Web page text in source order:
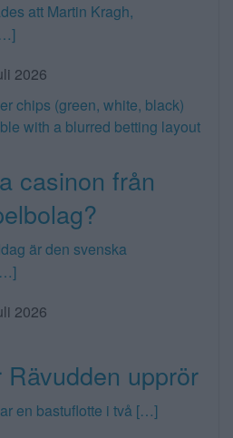
att Martin Kragh,
2026
casinon från
är den svenska
2026
upprör
en bastuflotte i två […]